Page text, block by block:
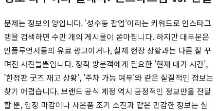
문제는 정보의 양입니다. '성수동 팝업'이라는 키워드로 인스타그
램을 검색하면 수만 개의 게시물이 쏟아집니다. 하지만 대부분은
인플루언서들의 유료 광고이거나, 실제 현장 상황과는 다른 잘 꾸
며진 사진들뿐입니다. 정작 방문객에게 필요한 '현재 대기 시간',
'한정판 굿즈 재고 상황', '주차 가능 여부'와 같은 실질적인 정보는
찾기 어렵습니다. 브랜드 공식 계정 역시 긍정적인 정보만을 전달
할 뿐, 입장 마감이나 사은품 조기 소진과 같은 민감한 정보는 실